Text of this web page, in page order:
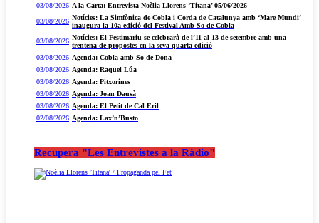
03/08/2026 A la Carta: Entrevista Noèlia Llorens ‘Titana’ 05/06/2026
03/08/2026 Notícies: La Simfònica de Cobla i Corda de Catalunya amb ‘Mare Mundi’
inaugura la 10a edició del Festival Amb So de Cobla
03/08/2026 Notícies: El Festimariu se celebrarà de l’11 al 13 de setembre amb una
trentena de propostes en la seva quarta edició
03/08/2026 Agenda: Cobla amb So de Dona
03/08/2026 Agenda: Raquel Lúa
03/08/2026 Agenda: Pitxorines
03/08/2026 Agenda: Joan Dausà
03/08/2026 Agenda: El Petit de Cal Eril
02/08/2026 Agenda: Lax’n’Busto
Recupera "Les Entrevistes a la Ràdio"